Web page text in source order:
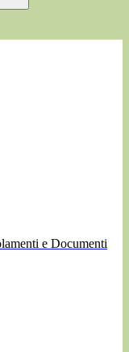
e Documenti